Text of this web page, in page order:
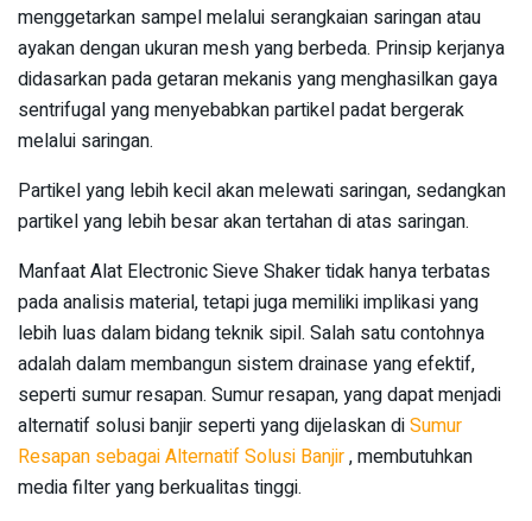
menggetarkan sampel melalui serangkaian saringan atau
ayakan dengan ukuran mesh yang berbeda. Prinsip kerjanya
didasarkan pada getaran mekanis yang menghasilkan gaya
sentrifugal yang menyebabkan partikel padat bergerak
melalui saringan.
Partikel yang lebih kecil akan melewati saringan, sedangkan
partikel yang lebih besar akan tertahan di atas saringan.
Manfaat Alat Electronic Sieve Shaker tidak hanya terbatas
pada analisis material, tetapi juga memiliki implikasi yang
lebih luas dalam bidang teknik sipil. Salah satu contohnya
adalah dalam membangun sistem drainase yang efektif,
seperti sumur resapan. Sumur resapan, yang dapat menjadi
alternatif solusi banjir seperti yang dijelaskan diSumur
Resapan sebagai Alternatif Solusi Banjir, membutuhkan
media filter yang berkualitas tinggi.